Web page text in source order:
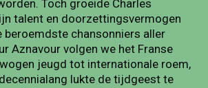
Toch groeide Charles
talent en doorzettingsvermogen
beroemdste chansonniers aller
Aznavour volgen we het Franse
jeugd tot internationale roem,
lukte de tijdgeest te